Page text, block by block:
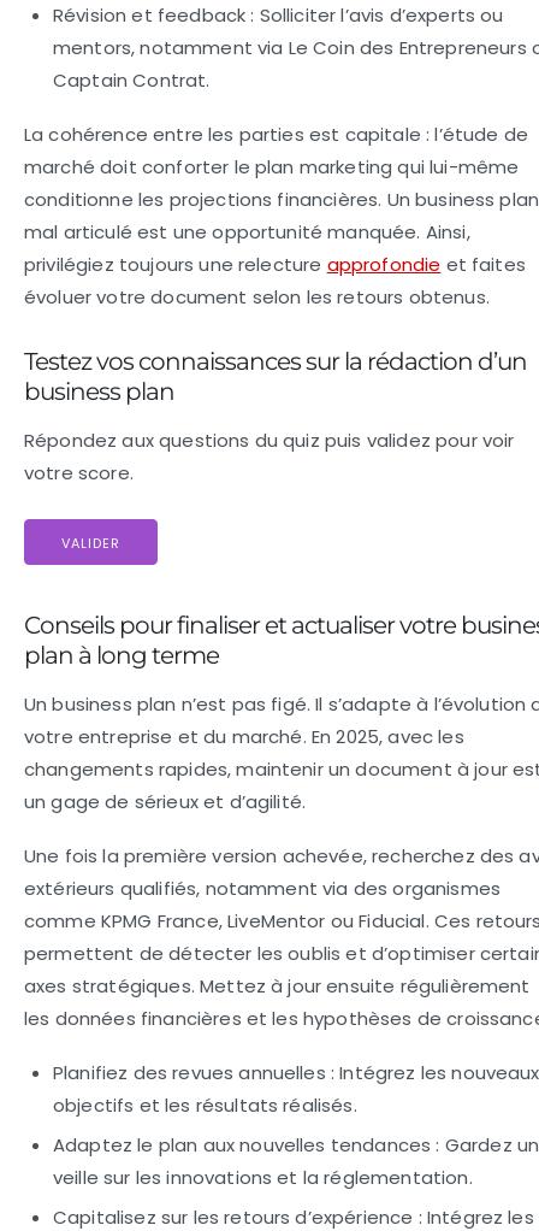
Révision et feedback : Solliciter l’avis d’experts ou
mentors, notamment via Le Coin des Entrepreneurs
Captain Contrat.
La cohérence entre les parties est capitale : l’étude de
marché doit conforter le plan marketing qui lui-même
conditionne les projections financières. Un business plan
mal articulé est une opportunité manquée. Ainsi,
privilégiez toujours une relecture approfondie et faites
évoluer votre document selon les retours obtenus.
Testez vos connaissances sur la rédaction d’un
business plan
Répondez aux questions du quiz puis validez pour voir
votre score.
VALIDER
Conseils pour finaliser et actualiser votre
plan à long terme
Un business plan n’est pas figé. Il s’adapte à l’évolution
votre entreprise et du marché. En 2025, avec les
changements rapides, maintenir un document à jour
un gage de sérieux et d’agilité.
Une fois la première version achevée, recherchez des
extérieurs qualifiés, notamment via des organismes
comme KPMG France, LiveMentor ou Fiducial. Ces
permettent de détecter les oublis et d’optimiser
axes stratégiques. Mettez à jour ensuite régulièrement
les données financières et les hypothèses de
Planifiez des revues annuelles : Intégrez les nouveaux
objectifs et les résultats réalisés.
Adaptez le plan aux nouvelles tendances : Gardez
veille sur les innovations et la réglementation.
Capitalisez sur les retours d’expérience : Intégrez les